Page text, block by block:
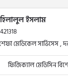
ইসলাম
মেডিকেল সার্ভিসেস ,
ফিজিক্যাল মেডিসিন